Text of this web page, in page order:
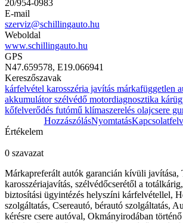
20/954-0983
E-mail
szerviz@schillingauto.hu
Weboldal
www.schillingauto.hu
GPS
N47.659578, E19.066941
Kereszőszavak
kárfelvétel karosszéria javítás márkafüggetlen
akkumulátor szélvédő motordiagnosztika
kőfelverődés futómű klímaszerelés olajcsere
HozzászólásNyomtatás
Értékelem
0 szavazat
Márkapreferált autók garancián kívüli javítása,
karosszériajavítás, szélvédőcserétől a
biztosítási ügyintézés helyszíni kárfelvétellel,
szolgáltatás, Csereautó, bérautó szolgáltatás,
kérésre csere autóval, Okmányirodában